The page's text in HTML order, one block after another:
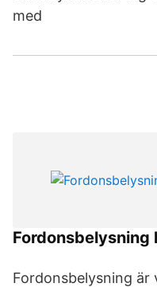
med
Fordonsbelysning
Fordonsbelysning